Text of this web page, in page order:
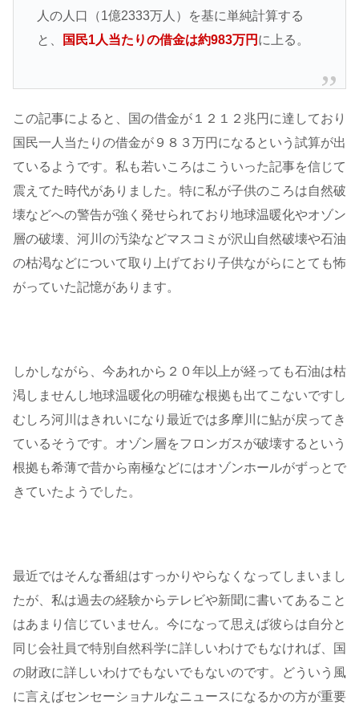
人の人口（1億2333万人）を基に単純計算する
と、
国民1人当たりの借金は約983万円 に上る。
この記事によると、国の借金が１２１２兆円に達しており
国民一人当たりの借金が９８３万円になるという試算が出
ているようです。私も若いころはこういった記事を信じて
震えてた時代がありました。特に私が子供のころは自然破
壊などへの警告が強く発せられており地球温暖化やオゾン
層の破壊、河川の汚染などマスコミが沢山自然破壊や石油
の枯渇などについて取り上げており子供ながらにとても怖
がっていた記憶があります。
しかしながら、今あれから２０年以上が経っても石油は枯
渇しませんし地球温暖化の明確な根拠も出てこないですし
むしろ河川はきれいになり最近では多摩川に鮎が戻ってき
ているそうです。オゾン層をフロンガスが破壊するという
根拠も希薄で昔から南極などにはオゾンホールがずっとで
きていたようでした。
最近ではそんな番組はすっかりやらなくなってしまいまし
たが、私は過去の経験からテレビや新聞に書いてあること
はあまり信じていません。今になって思えば彼らは自分と
同じ会社員で特別自然科学に詳しいわけでもなければ、国
の財政に詳しいわけでもないでもないのです。どういう風
に言えばセンセーショナルなニュースになるかの方が重要